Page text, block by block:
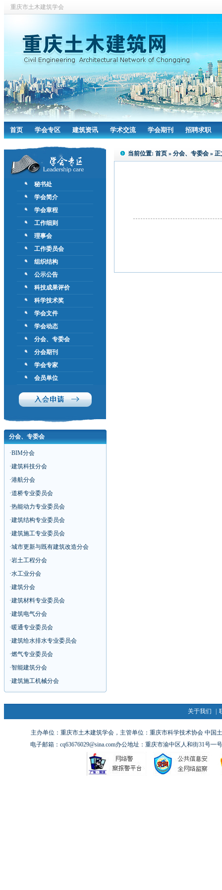
重庆市土木建筑学会
首页 学会专区 建筑资讯 学术交流 学会期刊 招聘求职
秘书处
学会简介
学会章程
工作细则
理事会
工作委员会
组织结构
公示公告
科技成果评价
科学技术奖
学会文件
学会动态
分会、专委会
分会期刊
学会专家
会员单位
分会、专委会
·BIM分会
·建筑科技分会
·港航分会
·道桥专业委员会
·热能动力专业委员会
·建筑结构专业委员会
·建筑施工专业委员会
·城市更新与既有建筑改造分会
·岩土工程分会
·水工业分会
·建筑分会
·建筑材料专业委员会
·建筑电气分会
·暖通专业委员会
·建筑给水排水专业委员会
·燃气专业委员会
·智能建筑分会
·建筑施工机械分会
当前位置: 首页 » 分会、专委会 » 正
关于我们
主办单位：重庆市土木建筑学会，主管单位：重庆市科学技术协会 中国
电子邮箱：cq63676029@sina.com办公地址：重庆市渝中区人和街31号一